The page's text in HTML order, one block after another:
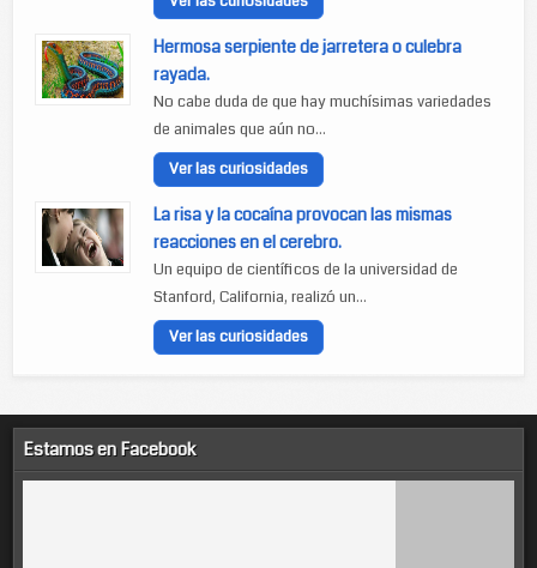
Hermosa serpiente de jarretera o culebra
rayada.
No cabe duda de que hay muchísimas variedades
de animales que aún no...
Ver las curiosidades
La risa y la cocaína provocan las mismas
reacciones en el cerebro.
Un equipo de científicos de la universidad de
Stanford, California, realizó un...
Ver las curiosidades
Estamos en Facebook